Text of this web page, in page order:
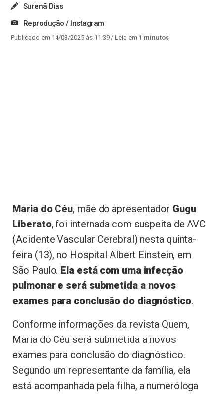
Surenã Dias
Reprodução / Instagram
Publicado em 14/03/2025 às 11:39/ Leia em 1 minutos
Maria do Céu, mãe do apresentador Gugu
Liberato, foi internada com suspeita de AVC
(Acidente Vascular Cerebral) nesta quinta-
feira (13), no Hospital Albert Einstein, em
São Paulo. Ela está com uma infecção
pulmonar e será submetida a novos
exames para conclusão do diagnóstico.
Conforme informações da revista Quem,
Maria do Céu será submetida a novos
exames para conclusão do diagnóstico.
Segundo um representante da família, ela
está acompanhada pela filha, a numeróloga